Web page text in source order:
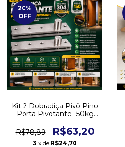
20%
OFF
Kit 2 Dobradiça Pivô Pino
Porta Pivotante 150kg
R$78,89
R$63,20
3 x de R$24,70